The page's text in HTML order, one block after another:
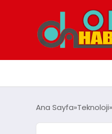
Ana Sayfa Teknoloji